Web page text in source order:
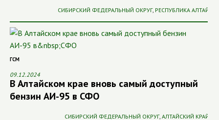
СИБИРСКИЙ ФЕДЕРАЛЬНЫЙ ОКРУГ, РЕСПУБЛИКА АЛТАЙ
ГСМ
09.12.2024
В Алтайском крае вновь самый доступный
бензин АИ-95 в СФО
СИБИРСКИЙ ФЕДЕРАЛЬНЫЙ ОКРУГ, АЛТАЙСКИЙ КРАЙ